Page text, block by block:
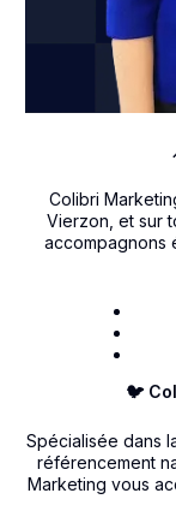
🐦
Spécialisée dans
référencement
Marketing vous
Colibri
Vierzon, et sur
accompagnons